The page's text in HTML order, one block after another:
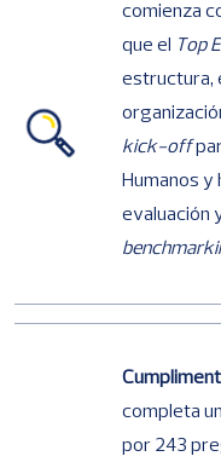
comienza
que el
Top
estructura,
kick-off
Humanos y
evaluación
completa
por 243